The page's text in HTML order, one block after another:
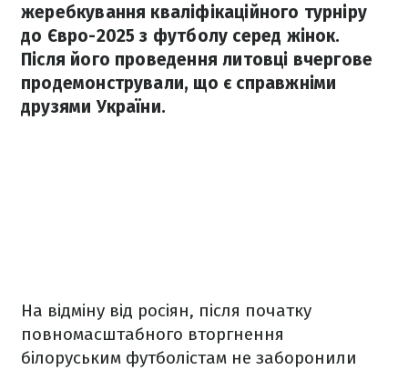
жеребкування кваліфікаційного турніру
до Євро-2025 з футболу серед жінок.
Після його проведення литовці вчергове
продемонстрували, що є справжніми
друзями України.
На відміну від росіян, після початку
повномасштабного вторгнення
білоруським футболістам не заборонили